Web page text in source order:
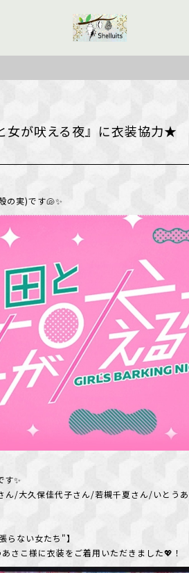
女が吠える夜』に衣装協力★
の実)です🐚✨
す✨
ん/大久保佳代子さん/若槻千夏さん/いとう
らない女たち"】
さこ様に衣装をご着用いただきました💖！